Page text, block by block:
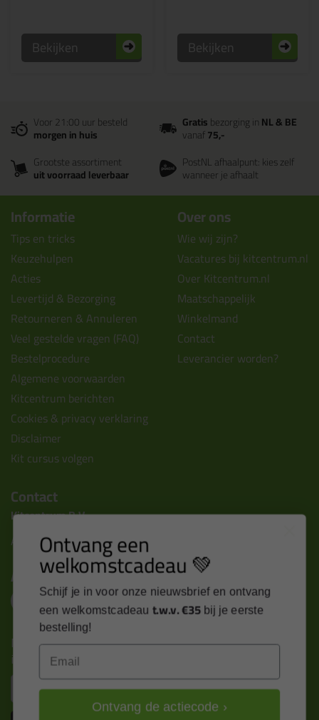
Bekijken Bekijken
Voor 21:00 uur besteld
morgen in huis
Gratisbezorging inNL & BE
vanaf75,-
Grootste assortiment
uit voorraad leverbaar
PostNL afhaalpunt: kies zelf
wanneer je afhaalt
Informatie
Tips en tricks
Keuzehulpen
Acties
Levertijd & Bezorging
Retourneren & Annuleren
Veel gestelde vragen (FAQ)
Bestelprocedure
Algemene voorwaarden
Kitcentrum berichten
Cookies & privacy verklaring
Disclaimer
Kit cursus volgen
Over ons
Wie wij zijn?
Vacatures bij kitcentrum.nl
Over Kitcentrum.nl
Maatschappelijk
Winkelmand
Contact
Leverancier worden?
Contact
Kitcentrum B.V.
Alle contactgegevens >
Altijd op de hoogte blijven?
Nieuws, tips en exclusieve deals rechtstreeks in je
inbox
Ontvang een
welkomstcadeau 💚
Schijf je in voor onze nieuwsbrief en ontvang
een welkomstcadeau t.w.v. €35 bij je eerste
bestelling!
Ontvang de actiecode ›